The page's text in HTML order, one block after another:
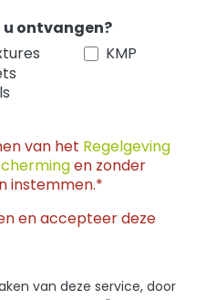
ontvangen?
KMP
van het Regelgeving
en zonder
instemmen.*
en accepteer deze
van deze service, door